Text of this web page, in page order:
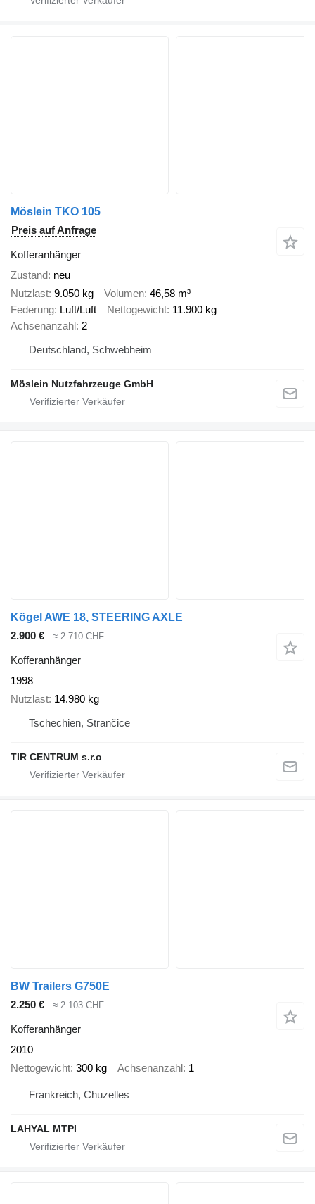
Möslein TKO 105
Preis auf Anfrage
Kofferanhänger
Zustand neu
Nutzlast 9.050 kg Volumen 46,58 m³
Federung Luft/Luft Nettogewicht 11.900 kg
Achsenanzahl 2
Deutschland, Schwebheim
Möslein Nutzfahrzeuge GmbH
Kögel AWE 18, STEERING AXLE
2.900 €
≈ 2.710 CHF
Kofferanhänger
1998
Nutzlast 14.980 kg
Tschechien, Strančice
TIR CENTRUM s.r.o
BW Trailers G750E
2.250 €
≈ 2.103 CHF
Kofferanhänger
2010
Nettogewicht 300 kg Achsenanzahl 1
Frankreich, Chuzelles
LAHYAL MTPI